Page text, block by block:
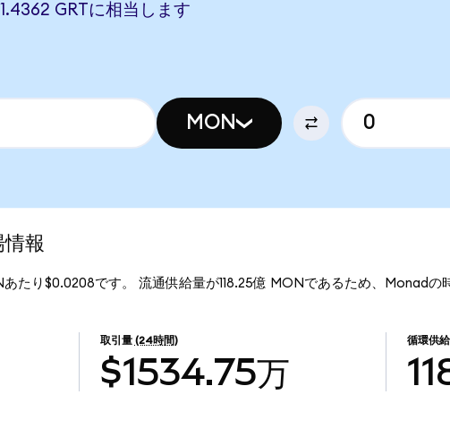
GRTに相当します
MON
報
たり$0.0208です。 流通供給量が118.25億 MONであるため、Monadの
取引量 (24時間)
$1534.75万
循環供